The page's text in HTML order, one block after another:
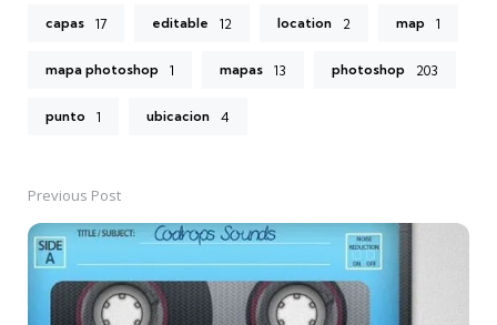
capas 17 editable 12 location 2 map 1
mapa photoshop 1 mapas 13 photoshop 203
punto 1 ubicacion 4
Post
navigation
Previous Post